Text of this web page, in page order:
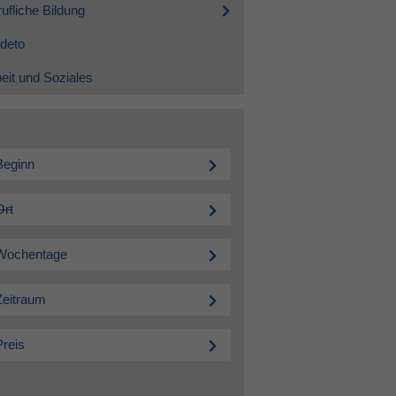
Bildung
und Soziales